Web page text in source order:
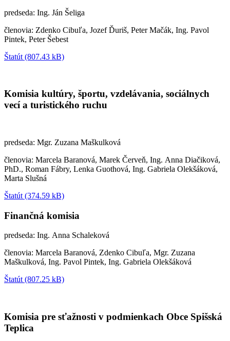
predseda: Ing. Ján Šeliga
členovia: Zdenko Cibuľa, Jozef Ďuriš, Peter Mačák, Ing. Pavol
Pintek, Peter Šebest
Štatút (807.43 kB)
Komisia kultúry, športu, vzdelávania, sociálnych
vecí a turistického ruchu
predseda: Mgr. Zuzana Maškulková
členovia: Marcela Baranová, Marek Červeň, Ing. Anna Diačiková,
PhD., Roman Fábry, Lenka Guothová, Ing. Gabriela Olekšáková,
Marta Slušná
Štatút (374.59 kB)
Finančná komisia
predseda: Ing. Anna Schaleková
členovia: Marcela Baranová, Zdenko Cibuľa, Mgr. Zuzana
Maškulková, Ing. Pavol Pintek, Ing. Gabriela Olekšáková
Štatút (807.25 kB)
Komisia pre sťažnosti v podmienkach Obce Spišská
Teplica